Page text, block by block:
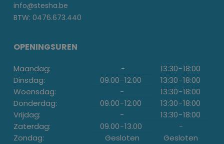
info@stesha.be
BTW: 0476.673.440
OPENINGSUREN
Maandag: - 13:30-18:00
Dinsdag:
09.00-12.00 13:30-18:00
Woensdag:
- 13:30-18:00
Donderdag:
09.00-12.00 13:30-18:00
Vrijdag:
- 13:30-18:00
Zaterdag:
09.00-13.00
-
Zondag:
Gesloten Gesloten